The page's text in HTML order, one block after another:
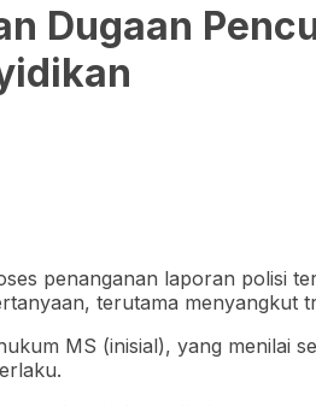
Dugaan
penanganan laporan polisi
terutama
MS (inisial), yang menilai